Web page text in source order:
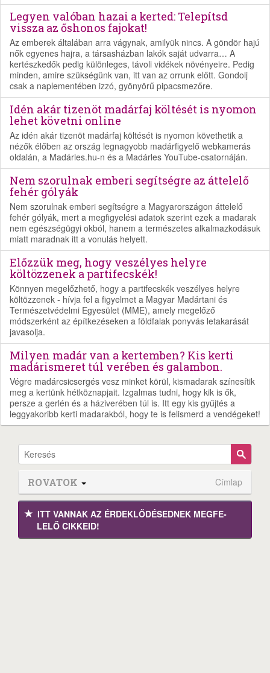
Legyen valóban hazai a kerted: Telepítsd
vissza az őshonos fajokat!
Az emberek általában arra vágynak, amilyük nincs. A göndör hajú
nők egyenes hajra, a társasházban lakók saját udvarra… A
kertészkedők pedig különleges, távoli vidékek növényeire. Pedig
minden, amire szükségünk van, itt van az orrunk előtt. Gondolj
csak a naplementében izzó, gyönyörű pipacsmezőre.
Idén akár tizenöt madárfaj költését is nyomon
lehet követni online
Az idén akár tizenöt madárfaj költését is nyomon követhetik a
nézők élőben az ország legnagyobb madárfigyelő webkamerás
oldalán, a Madárles.hu-n és a Madárles YouTube-csatornáján.
Nem szorulnak emberi segítségre az áttelelő
fehér gólyák
Nem szorulnak emberi segítségre a Magyarországon áttelelő
fehér gólyák, mert a megfigyelési adatok szerint ezek a madarak
nem egészségügyi okból, hanem a természetes alkalmazkodásuk
miatt maradnak itt a vonulás helyett.
Előzzük meg, hogy veszélyes helyre
költözzenek a partifecskék!
Könnyen megelőzhető, hogy a partifecskék veszélyes helyre
költözzenek - hívja fel a figyelmet a Magyar Madártani és
Természetvédelmi Egyesület (MME), amely megelőző
módszerként az építkezéseken a földfalak ponyvás letakarását
javasolja.
Milyen madár van a kertemben? Kis kerti
madárismeret túl verében és galambon.
Végre madárcsicsergés vesz minket körül, kismadarak színesítik
meg a kertünk hétköznapjait. Izgalmas tudni, hogy kik is ők,
persze a gerlén és a háziverében túl is. Itt egy kis gyűjtés a
leggyakoribb kerti madarakból, hogy te is felismerd a vendégeket!
ROVATOK Címlap
ITT VANNAK AZ ÉRDEK­LŐDÉ­SEDNEK MEGFE­
LELŐ CIKKEID!